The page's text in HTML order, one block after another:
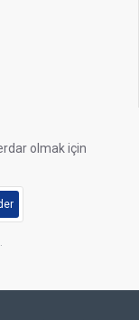
olmak için